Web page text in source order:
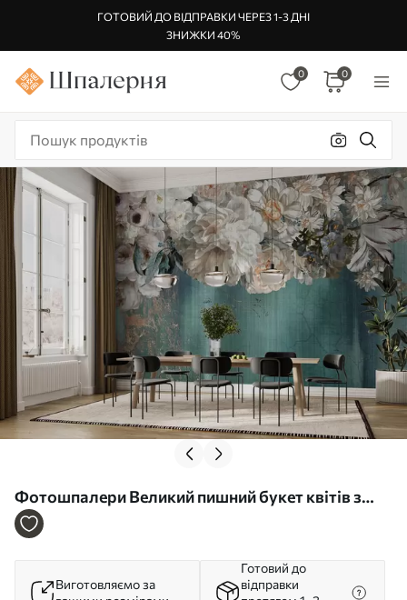
ГОТОВИЙ ДО ВІДПРАВКИ ЧЕРЕЗ 1-3 ДНІ
ЗНИЖКИ 40%
0 0
Фотошпалери Великий пишний букет квітів з
Виготовляємо за
Готовий до
відправки